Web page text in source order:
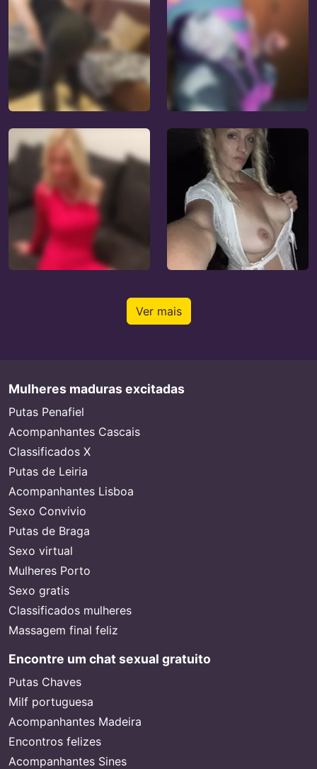
Ver mais
Mulheres maduras excitadas
Putas Penafiel
Acompanhantes Cascais
Classificados X
Putas de Leiria
Acompanhantes Lisboa
Sexo Convivio
Putas de Braga
Sexo virtual
Mulheres Porto
Sexo gratis
Classificados mulheres
Massagem final feliz
Encontre um chat sexual gratuito
Putas Chaves
Milf portuguesa
Acompanhantes Madeira
Encontros felizes
Acompanhantes Sines